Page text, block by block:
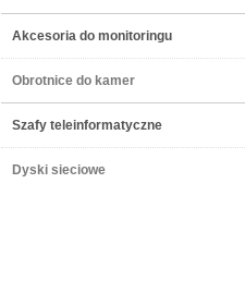
Akcesoria do monitoringu
Obrotnice do kamer
Szafy teleinformatyczne
Dyski sieciowe